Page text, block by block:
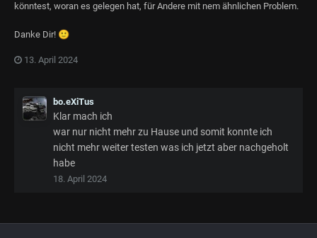
könntest, woran es gelegen hat, für Andere mit nem ähnlichen Problem.
Danke Dir! 🙂
13. April 2024
bo.eXiTus
Klar mach ich
war nur nicht mehr zu Hause und somit konnte ich
nicht mehr weiter testen was ich jetzt aber nachgeholt
habe
18. April 2024